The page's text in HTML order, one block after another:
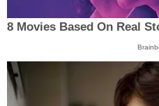
8 Movies Based On Real